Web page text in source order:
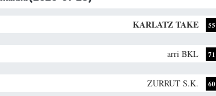
KARLATZ TAKE 55
arri BKL 71
ZURRUT S.K. 60